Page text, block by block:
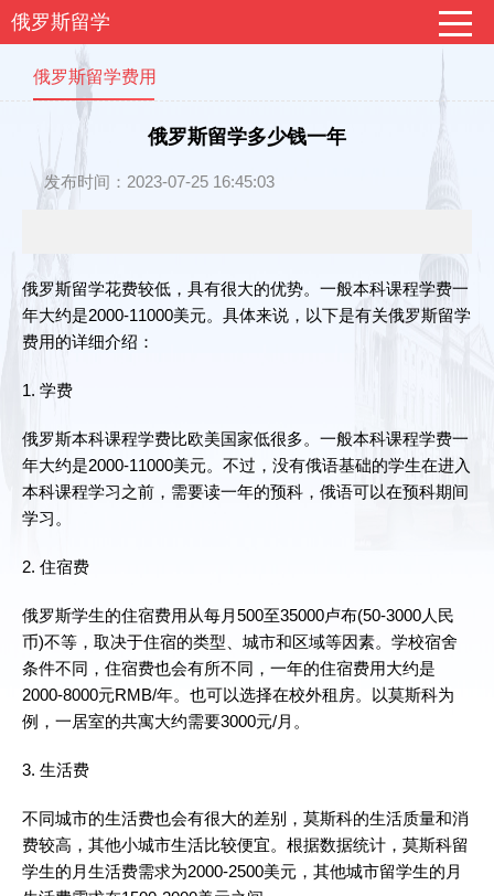
俄罗斯留学
俄罗斯留学费用
俄罗斯留学多少钱一年
发布时间：2023-07-25 16:45:03
俄罗斯留学花费较低，具有很大的优势。一般本科课程学费一
年大约是2000-11000美元。具体来说，以下是有关俄罗斯留学
费用的详细介绍：
1. 学费
俄罗斯本科课程学费比欧美国家低很多。一般本科课程学费一
年大约是2000-11000美元。不过，没有俄语基础的学生在进入
本科课程学习之前，需要读一年的预科，俄语可以在预科期间
学习。
2. 住宿费
俄罗斯学生的住宿费用从每月500至35000卢布(50-3000人民
币)不等，取决于住宿的类型、城市和区域等因素。学校宿舍
条件不同，住宿费也会有所不同，一年的住宿费用大约是
2000-8000元RMB/年。也可以选择在校外租房。以莫斯科为
例，一居室的共寓大约需要3000元/月。
3. 生活费
不同城市的生活费也会有很大的差别，莫斯科的生活质量和消
费较高，其他小城市生活比较便宜。根据数据统计，莫斯科留
学生的月生活费需求为2000-2500美元，其他城市留学生的月